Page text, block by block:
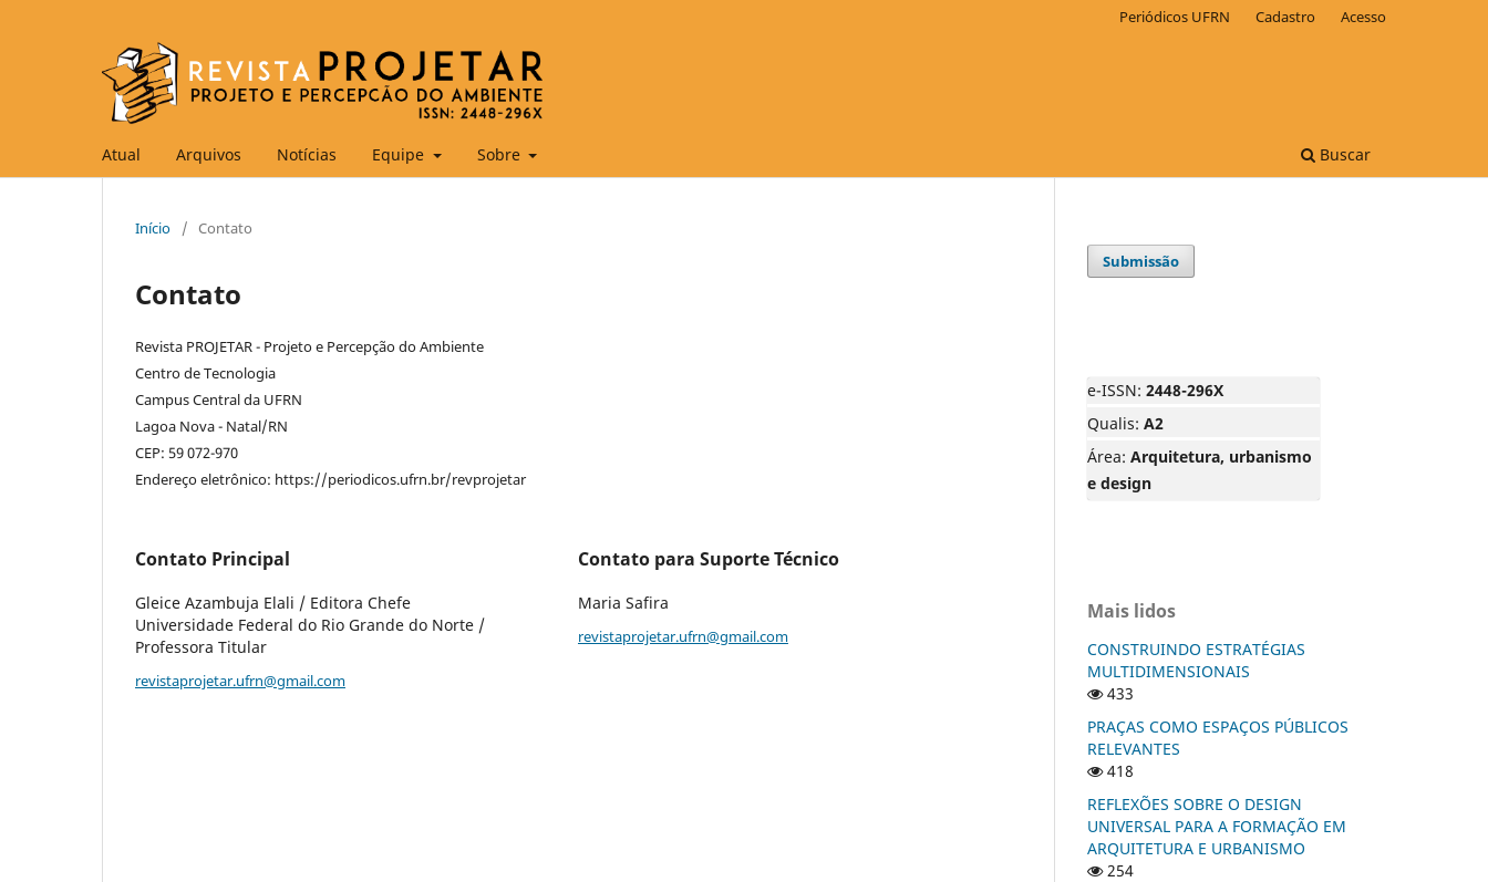
Atual Arquivos Notícias Equipe Sobre Buscar
Periódicos UFRN Cadastro Acesso
Início / Contato
Contato
Revista PROJETAR - Projeto e Percepção do Ambiente
Centro de Tecnologia
Campus Central da UFRN
Lagoa Nova - Natal/RN
CEP: 59 072-970
Endereço eletrônico: https://periodicos.ufrn.br/revprojetar
Contato Principal
Gleice Azambuja Elali / Editora Chefe
Universidade Federal do Rio Grande do Norte /
Professora Titular
revistaprojetar.ufrn@gmail.com
Contato para Suporte Técnico
Maria Safira
revistaprojetar.ufrn@gmail.com
Submissão
e-ISSN: 2448-296X
Qualis: A2
Área: Arquitetura, urbanismo
e design
Mais lidos
CONSTRUINDO ESTRATÉGIAS
MULTIDIMENSIONAIS
433
PRAÇAS COMO ESPAÇOS PÚBLICOS
RELEVANTES
418
REFLEXÕES SOBRE O DESIGN
UNIVERSAL PARA A FORMAÇÃO EM
ARQUITETURA E URBANISMO
254